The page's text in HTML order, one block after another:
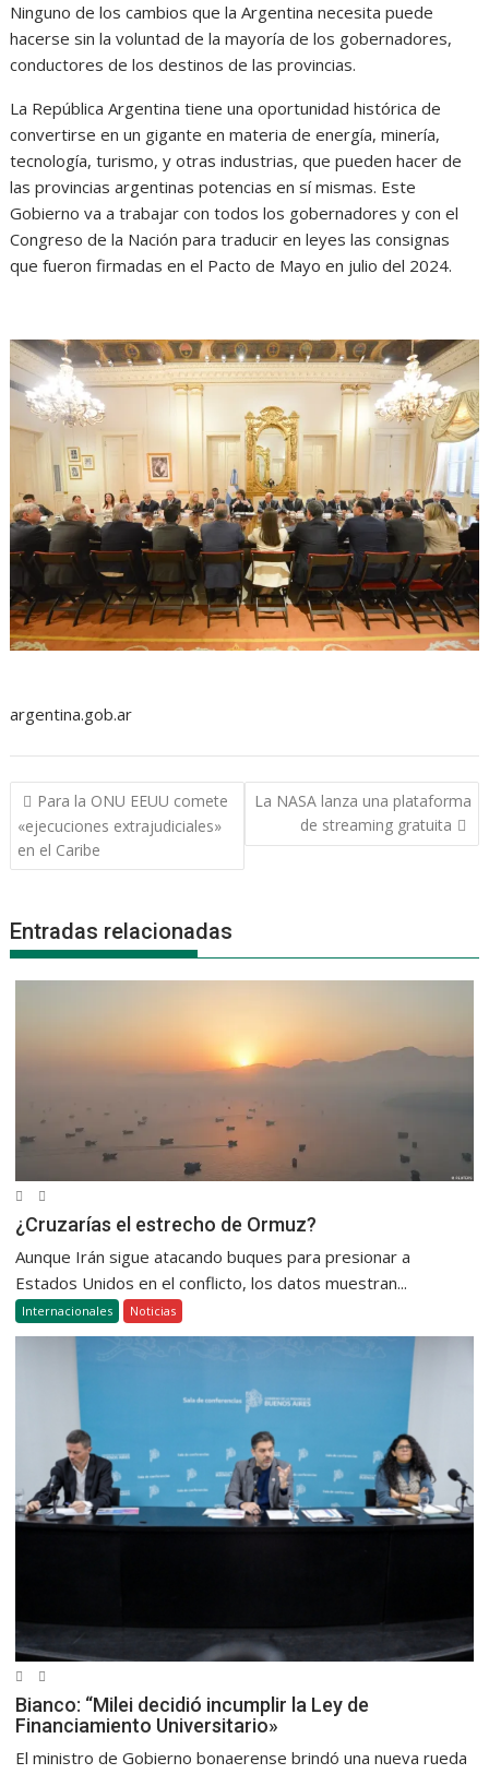
Ninguno de los cambios que la Argentina necesita puede
hacerse sin la voluntad de la mayoría de los gobernadores,
conductores de los destinos de las provincias.
La República Argentina tiene una oportunidad histórica de
convertirse en un gigante en materia de energía, minería,
tecnología, turismo, y otras industrias, que pueden hacer de
las provincias argentinas potencias en sí mismas. Este
Gobierno va a trabajar con todos los gobernadores y con el
Congreso de la Nación para traducir en leyes las consignas
que fueron firmadas en el Pacto de Mayo en julio del 2024.
argentina.gob.ar
Navegación
de
entradas
Para la ONU EEUU comete
«ejecuciones extrajudiciales»
en el Caribe
La NASA lanza una plataforma
de streaming gratuita
Entradas relacionadas
¿Cruzarías el estrecho de Ormuz?
Aunque Irán sigue atacando buques para presionar a
Estados Unidos en el conflicto, los datos muestran...
Internacionales Noticias
Bianco: “Milei decidió incumplir la Ley de
Financiamiento Universitario»
El ministro de Gobierno bonaerense brindó una nueva rueda